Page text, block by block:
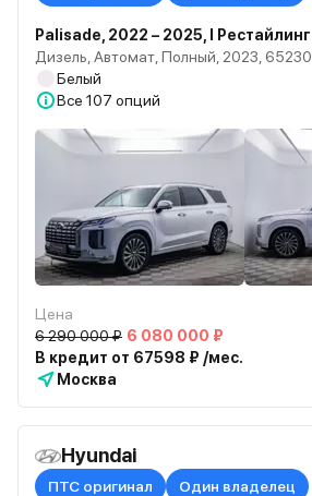
Palisade, 2022 – 2025, I Рестайлинг
Дизель, Автомат, Полный, 2023, 65230
Белый
Все 107 опций
Цена
6 290 000 ₽ 6 080 000 ₽
В кредит от 67598 ₽ /мес.
Москва
Hyundai
ПТС оригинал Один владелец